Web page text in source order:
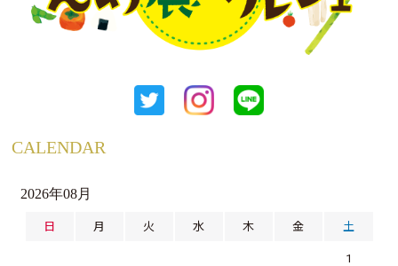
CALENDAR
2026年08月
日 月 火 水 木 金 土
1